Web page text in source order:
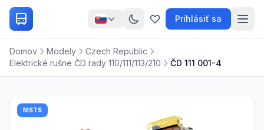
Prihlásiť sa
Domov Modely
Czech Republic
Elektrické rušne ČD rady 110/111/113/210
ČD 111 001-4
MSTS